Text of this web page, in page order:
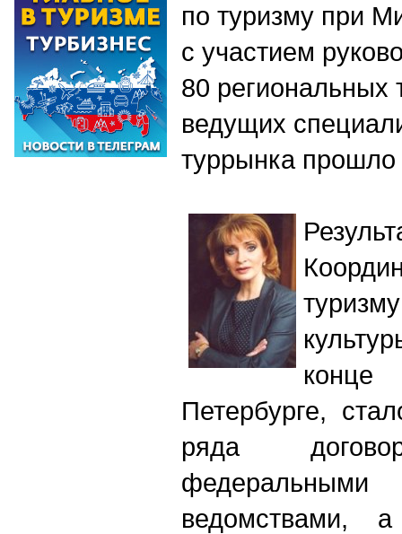
по туризму при
с участием
80 региональных
ведущих
туррынка прошло
конце
Петербурге,
ряда
ведомствами,